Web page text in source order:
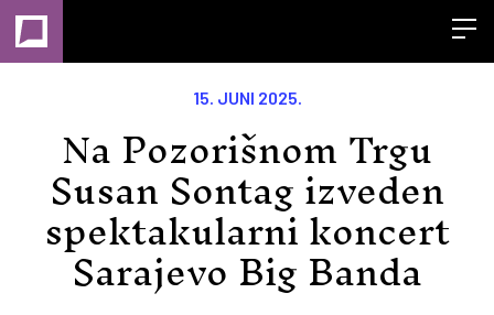
15. JUNI 2025.
Na Pozorišnom Trgu
Susan Sontag izveden
spektakularni koncert
Sarajevo Big Banda